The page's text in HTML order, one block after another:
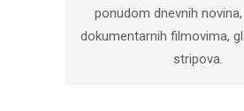
ponudom dnevnih
dokumentarnih filmovima,
stripova.